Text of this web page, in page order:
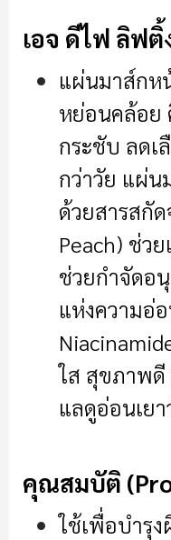
เอจ ดีไฟ ลิฟติ้
แผ่นมาส์กห
หย่อนคล้อย
กระชับ ลดเ
กว่าวัย แผ่น
ด้วยสารสกั
Peach) ช่ว
ช่วยกำจัดอ
แห่งความอ่
ใส สุขภาพดี
แลดูอ่อนเยา
คุณสมบัติ
ใช้เพื่อบำรุง